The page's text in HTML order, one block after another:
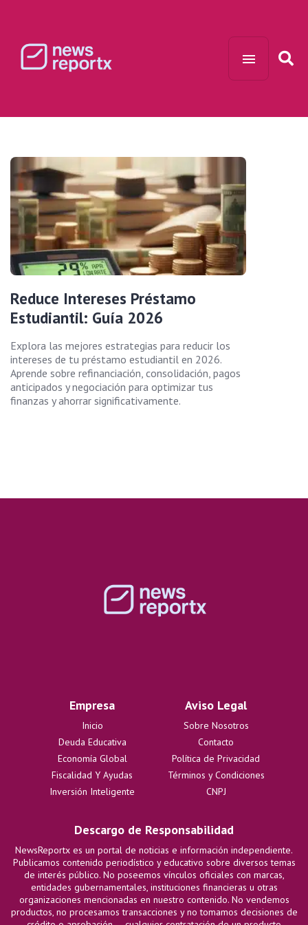
Reduce Intereses Préstamo
Estudiantil: Guía 2026
Explora las mejores estrategias para reducir los
intereses de tu préstamo estudiantil en 2026.
Aprende sobre refinanciación, consolidación, pagos
anticipados y negociación para optimizar tus
finanzas y ahorrar significativamente.
Empresa
Inicio
Deuda Educativa
Economía Global
Fiscalidad Y Ayudas
Inversión Inteligente
Aviso Legal
Sobre Nosotros
Contacto
Política de Privacidad
Términos y Condiciones
CNPJ
Descargo de Responsabilidad
NewsReportx es un portal de noticias e información independiente.
Publicamos contenido periodístico y educativo sobre diversos temas
de interés público. No poseemos vínculos oficiales con marcas,
entidades gubernamentales, instituciones financieras u otras
organizaciones mencionadas en nuestro contenido. No vendemos
productos, no procesamos transacciones y no tomamos decisiones de